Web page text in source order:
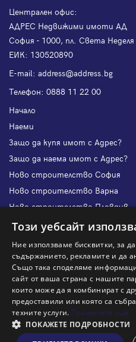
Централен офис:
АДРЕС Недвижими имоти АД
София - 1000, пл. Света
ЕИК: 130520890
Е-mail: address@address.bg
Телефон: 0888 11 22 00
Начало
Наеми
Защо да купя имот с Адрес?
Защо да наема имот с Адрес?
Ново строителство София
Ново строителство Варна
Ново строителство Пловдив
Ново строителство Бургас
Защо да отдам имот с Адрес?
Наши офиси
Кариери
Кои сме ние?
Франчайз
Блог
Този уебсайт
Ние използваме бисквитки, за
съдържанието, рекламите и да
Също така споделяме
сайт от ваша страна с нашите
които може да я комбинират с
предоставили или която са
техните услуги. Прочетете още
ПОКАЖЕТЕ ПОДРОБНОСТИ